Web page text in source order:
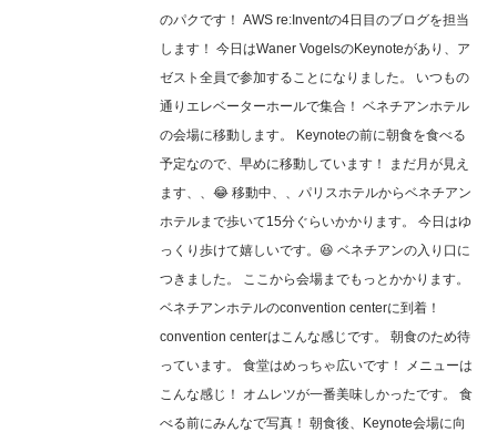
のパクです！ AWS re:Inventの4日目のブログを担当
します！ 今日はWaner VogelsのKeynoteがあり、ア
ゼスト全員で参加することになりました。 いつもの
通りエレベーターホールで集合！ ベネチアンホテル
の会場に移動します。 Keynoteの前に朝食を食べる
予定なので、早めに移動しています！ まだ月が見え
ます、、😂 移動中、、パリスホテルからベネチアン
ホテルまで歩いて15分ぐらいかかります。 今日はゆ
っくり歩けて嬉しいです。😆 ベネチアンの入り口に
つきました。 ここから会場までもっとかかります。
ベネチアンホテルのconvention centerに到着！
convention centerはこんな感じです。 朝食のため待
っています。 食堂はめっちゃ広いです！ メニューは
こんな感じ！ オムレツが一番美味しかったです。 食
べる前にみんなで写真！ 朝食後、Keynote会場に向